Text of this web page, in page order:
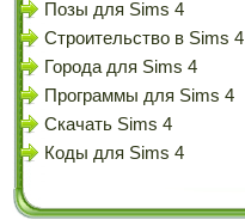
Позы для Sims 4
Строительство в Sims 4
Города для Sims 4
Программы для Sims 4
Скачать Sims 4
Коды для Sims 4